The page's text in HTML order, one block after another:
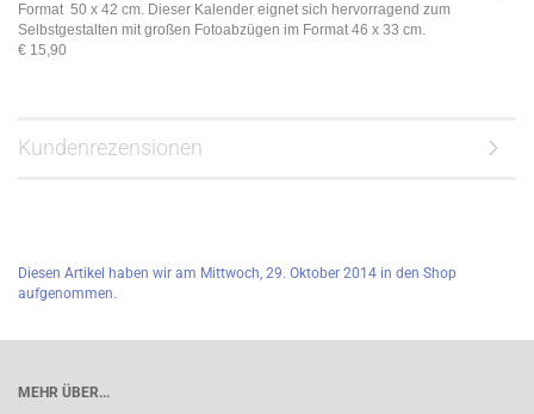
Format 50 x 42 cm. Dieser Kalender eignet sich hervorragend zum
Selbstgestalten mit großen Fotoabzügen im Format 46 x 33 cm.
€ 15,90
Kundenrezensionen
Diesen Artikel haben wir am Mittwoch, 29. Oktober 2014 in den Shop
aufgenommen.
MEHR ÜBER...